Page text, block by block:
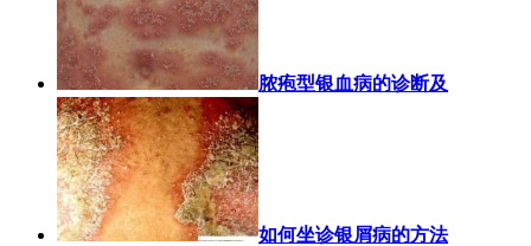
脓疱型银血病的诊断及
如何坐诊银屑病的方法